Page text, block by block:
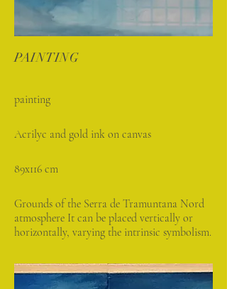
PAINTING
painting
Acrilyc and gold ink on canvas
89x116 cm
Grounds of the Serra de Tramuntana Nord
atmosphere It can be placed vertically or
horizontally, varying the intrinsic symbolism.